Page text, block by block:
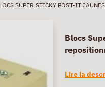
SUPER STICKY POST-IT
Blocs
Lire la